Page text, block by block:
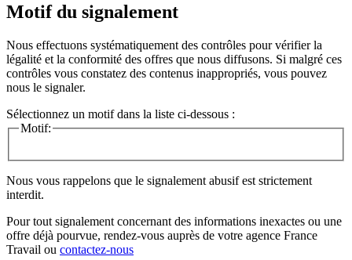
Motif du signalement
Nous effectuons systématiquement des contrôles pour vérifier la
légalité et la conformité des offres que nous diffusons. Si malgré ces
contrôles vous constatez des contenus inappropriés, vous pouvez
nous le signaler.
Sélectionnez un motif dans la liste ci-dessous :
Motif:
Nous vous rappelons que le signalement abusif est strictement
interdit.
Pour tout signalement concernant des informations inexactes ou une
offre déjà pourvue, rendez-vous auprès de votre agence France
Travail ou contactez-nous